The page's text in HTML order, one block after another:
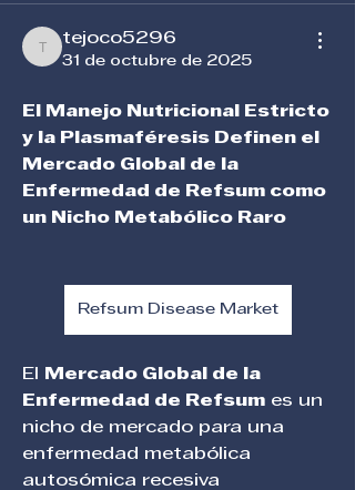
tejoco5296
tejoco5296
31 de octubre de 2025
El Manejo Nutricional Estricto
y la Plasmaféresis Definen el
Mercado Global de la
Enfermedad de Refsum como
un Nicho Metabólico Raro
Refsum Disease Market
El
Mercado Global de la
Enfermedad de Refsum es un
nicho de mercado para una
enfermedad metabólica
autosómica recesiva